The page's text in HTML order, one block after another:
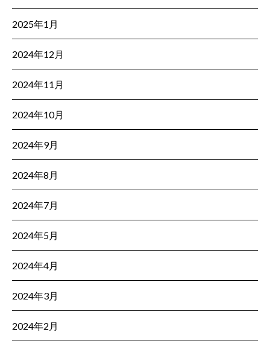
2025年1月
2024年12月
2024年11月
2024年10月
2024年9月
2024年8月
2024年7月
2024年5月
2024年4月
2024年3月
2024年2月